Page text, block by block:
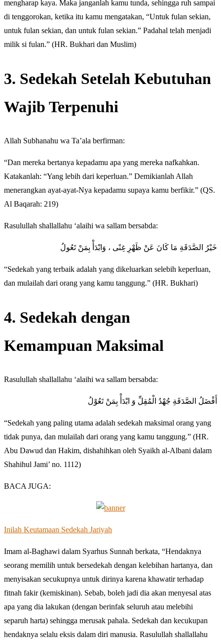
mengharap kaya. Maka janganlah kamu tunda, sehingga ruh sampai
di tenggorokan, ketika itu kamu mengatakan, “Untuk fulan sekian,
untuk fulan sekian, dan untuk fulan sekian.” Padahal telah menjadi
milik si fulan.” (HR. Bukhari dan Muslim)
3. Sedekah Setelah Kebutuhan
Wajib Terpenuhi
Allah Subhanahu wa Ta’ala berfirman:
“Dan mereka bertanya kepadamu apa yang mereka nafkahkan.
Katakanlah: “Yang lebih dari keperluan.” Demikianlah Allah
menerangkan ayat-ayat-Nya kepadamu supaya kamu berfikir.” (QS.
Al Baqarah: 219)
Rasulullah shallallahu ‘alaihi wa sallam bersabda:
خَيْرُ الصَّدَقَةِ مَا كَانَ عَنْ ظَهْرِ غِنًى ، وَابْدَأْ بِمَنْ تَعُولُ
“Sedekah yang terbaik adalah yang dikeluarkan selebih keperluan,
dan mulailah dari orang yang kamu tanggung.” (HR. Bukhari)
4. Sedekah dengan
Kemampuan Maksimal
Rasulullah shallallahu ‘alaihi wa sallam bersabda:
أَفْضَلُ الصَّدَقَةِ جُهْدُ الْمُقِلِّ وَ ابْدَأْ بِمَنْ تَعُوْلُ
“Sedekah yang paling utama adalah sedekah maksimal orang yang
tidak punya, dan mulailah dari orang yang kamu tanggung.” (HR.
Abu Dawud dan Hakim, dishahihkan oleh Syaikh al-Albani dalam
Shahihul Jami’ no. 1112)
BACA JUGA:
Inilah Keutamaan Sedekah Jariyah
Imam al-Baghawi dalam Syarhus Sunnah berkata, “Hendaknya
seorang memilih untuk bersedekah dengan kelebihan hartanya, dan
menyisakan secukupnya untuk dirinya karena khawatir terhadap
fitnah fakir (kemiskinan). Sebab, boleh jadi dia akan menyesal atas
apa yang dia lakukan (dengan berinfak seluruh atau melebihi
separuh harta) sehingga merusak pahala. Sedekah dan kecukupan
hendaknya selalu eksis dalam diri manusia. Rasulullah shallallahu